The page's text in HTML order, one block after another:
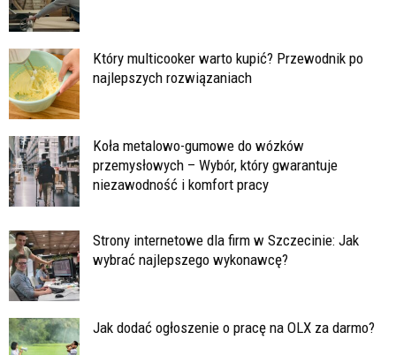
Który multicooker warto kupić? Przewodnik po
najlepszych rozwiązaniach
Koła metalowo-gumowe do wózków
przemysłowych – Wybór, który gwarantuje
niezawodność i komfort pracy
Strony internetowe dla firm w Szczecinie: Jak
wybrać najlepszego wykonawcę?
Jak dodać ogłoszenie o pracę na OLX za darmo?